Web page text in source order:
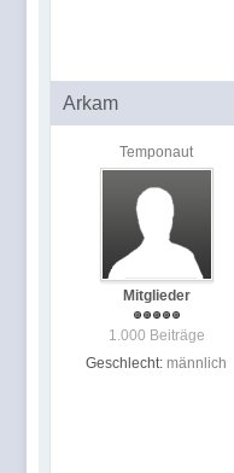
Arkam
Temponaut
Mitglieder
1.000 Beiträge
Geschlecht: männlich